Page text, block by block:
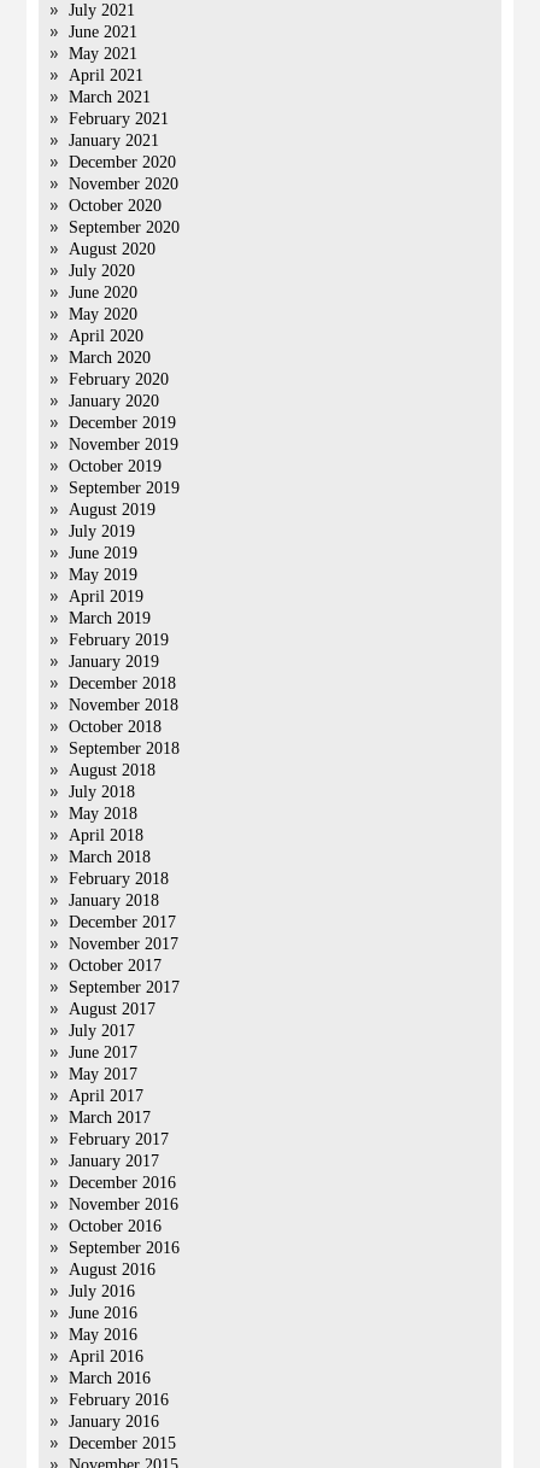
July 2021
June 2021
May 2021
April 2021
March 2021
February 2021
January 2021
December 2020
November 2020
October 2020
September 2020
August 2020
July 2020
June 2020
May 2020
April 2020
March 2020
February 2020
January 2020
December 2019
November 2019
October 2019
September 2019
August 2019
July 2019
June 2019
May 2019
April 2019
March 2019
February 2019
January 2019
December 2018
November 2018
October 2018
September 2018
August 2018
July 2018
May 2018
April 2018
March 2018
February 2018
January 2018
December 2017
November 2017
October 2017
September 2017
August 2017
July 2017
June 2017
May 2017
April 2017
March 2017
February 2017
January 2017
December 2016
November 2016
October 2016
September 2016
August 2016
July 2016
June 2016
May 2016
April 2016
March 2016
February 2016
January 2016
December 2015